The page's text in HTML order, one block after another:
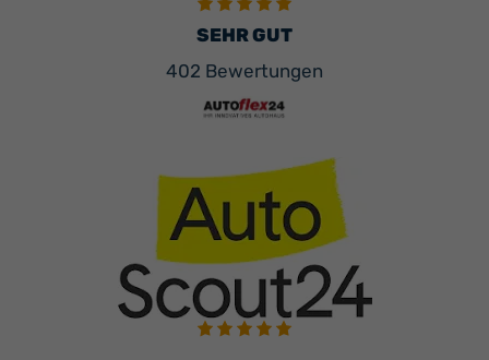
SEHR GUT
402 Bewertungen